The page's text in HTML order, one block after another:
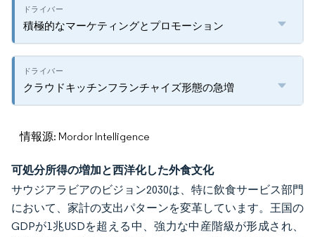
積極的なマーケティングとプロモーション
クラウドキッチンフランチャイズ形態の急増
情報源: Mordor Intelligence
可処分所得の増加と西洋化した外食文化
サウジアラビアのビジョン2030は、特に飲食サービス部門
において、家計の支出パターンを変革しています。王国の
GDPが1兆USDを超える中、強力な中産階級が形成され、